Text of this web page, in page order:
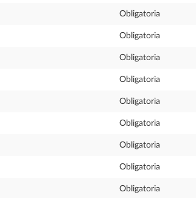
Obligatoria
Obligatoria
Obligatoria
Obligatoria
Obligatoria
Obligatoria
Obligatoria
Obligatoria
Obligatoria